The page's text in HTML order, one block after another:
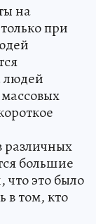
на
при
людей
различных
большие
это было
в том, кто